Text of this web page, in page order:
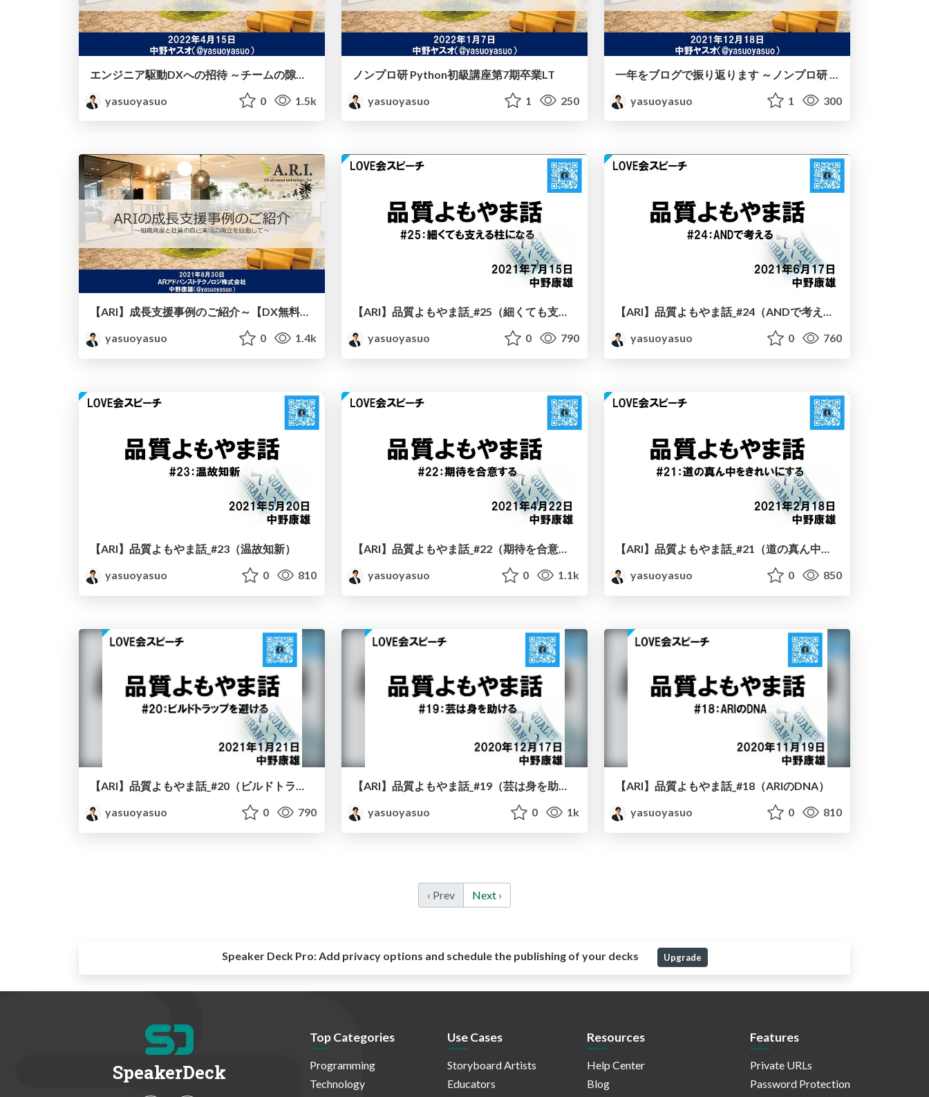
エンジニア駆動DXへの招待 ～チームの隙間を埋めるための3つの提案～
yasuoyasuo
0 1.5k
ノンプロ研 Python初級講座第7期卒業LT
yasuoyasuo
1 250
yasuoyasuo
1 300
【ARI】成長支援事例のご紹介～【DX無料オンラインセミナー】DX時代を勝ち抜くエンジニア成長戦略～
yasuoyasuo
0 1.4k
yasuoyasuo
0 790
yasuoyasuo
0 760
【ARI】品質よもやま話_#23（温故知新）
yasuoyasuo
0 810
【ARI】品質よもやま話_#22（期待を合意する）
yasuoyasuo
0 1.1k
【ARI】品質よもやま話_#21（道の真ん中をきれいにする）
yasuoyasuo
0 850
【ARI】品質よもやま話_#20（ビルドトラップを避ける）
yasuoyasuo
0 790
【ARI】品質よもやま話_#19（芸は身を助ける）
yasuoyasuo
0 1k
【ARI】品質よもやま話_#18（ARIのDNA）
yasuoyasuo
0 810
‹ Prev Next ›
Speaker Deck Pro:Add privacy options and schedule the publishing of your decks Upgrade
SpeakerDeck
Top Categories
Programming
Technology
Use Cases
Storyboard Artists
Educators
Resources
Help Center
Blog
Features
Private URLs
Password Protection